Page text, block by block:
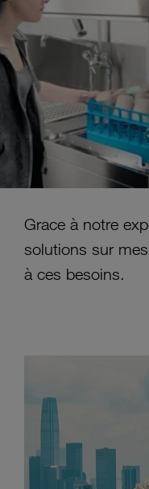
Pour laver les
vaisselle en
adaptées sont
contraintes liées
plus complexe
verre.
Grace à notre
solutions sur
à ces besoins.